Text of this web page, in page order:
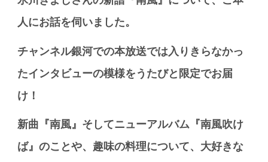
人にお話を伺いました。
チャンネル銀河での本放送では入りきらなかっ
たインタビューの模様をうたびと限定でお届
け！
新曲『南風』そしてニューアルバム『南風吹け
ば』のことや、趣味の料理について、大好きな